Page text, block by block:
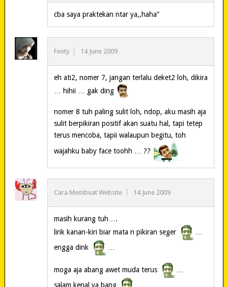
cba saya praktekan ntar ya,,haha”
Fenty 14 June 2009
eh ati2, nomer 7, jangan terlalu deket2 loh, dikira
… hihii … gak ding
nomer 8 tuh paling sulit loh, ndop, aku masih aja
sulit berpikiran positif akan suatu hal, tapi tetep
terus mencoba, tapii walaupun begitu, toh
wajahku baby face toohh … ??
Cara Membuat Website 14 June 2009
masih kurang tuh….
lirik kanan-kiri biar mata n pikiran seger
engga dink
moga aja abang awet muda terus
salam kenal ya bang